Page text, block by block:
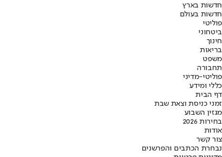
חדשות בארץ
חדשות בעולם
פוליטי
ביטחוני
חינוך
בריאות
משפט
תחבורה
פוליטי-מדיני
כללי ומידע
דף הבית
זמני כניסת וצאת שבת
מגזין השבוע
בחירות 2026
אודות
צור קשר
נבחרת הכתבים והפרשנים